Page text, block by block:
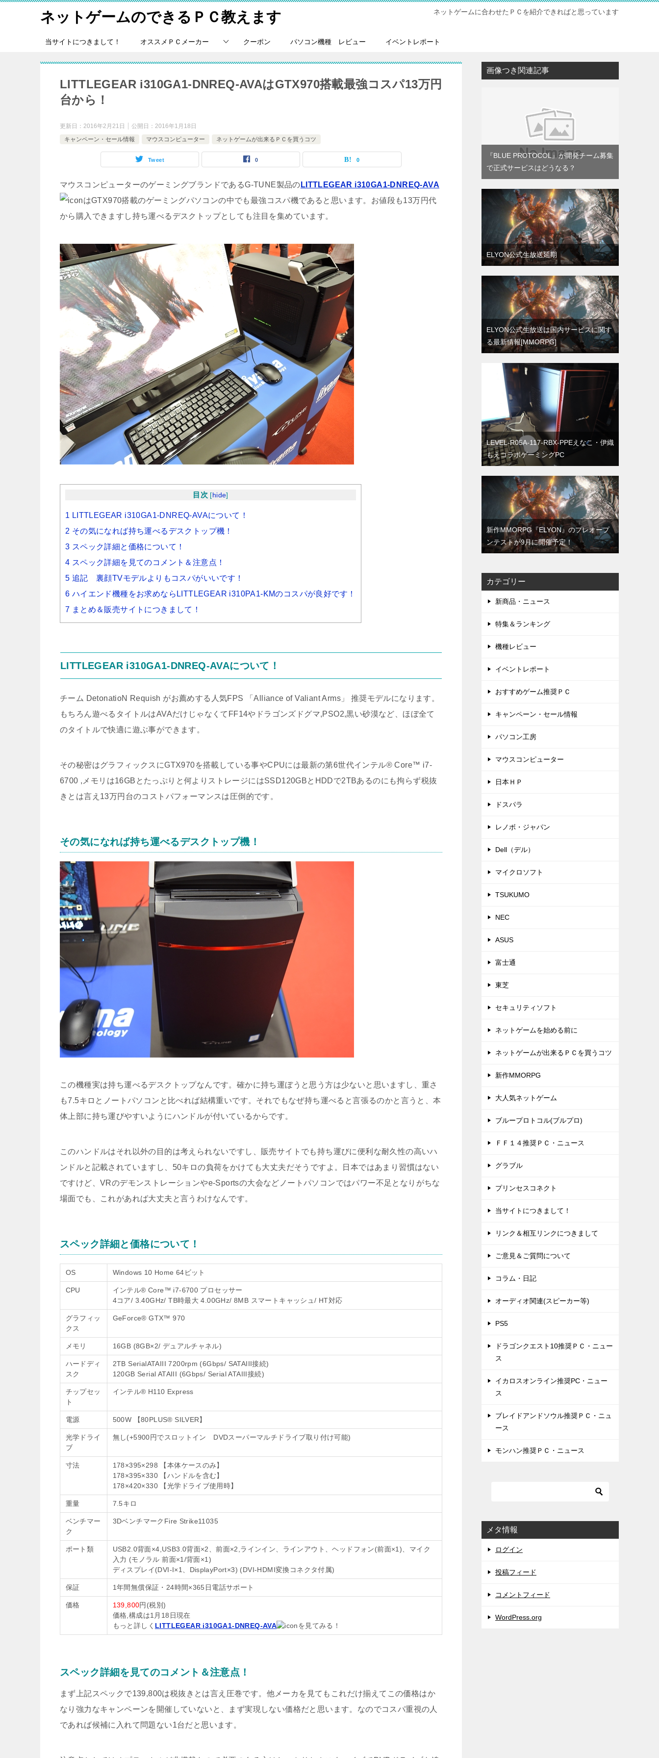
ネットゲームのできるＰＣ教えます ネットゲームに合わせたＰＣを紹介できればと思っています
当サイトにつきまして！ オススメＰＣメーカー クーポン パソコン機種 レビュー イベントレポート
LITTLEGEAR i310GA1-DNREQ-AVAはGTX970搭載最強コスパ13万円
台から！
更新日： 2016年2月21日 公開日： 2016年1月18日
キャンペーン・セール情報
マウスコンピューター ネットゲームが出来るＰＣを買うコツ
Tweet 0 0
マウスコンピューターのゲーミングブランドであるG-TUNE製品の LITTLEGEAR i310GA1-DNREQ-AVA
はGTX970搭載のゲーミングパソコンの中でも最強コスパ機であると思います。お値段も13万円代
から購入できますし持ち運べるデスクトップとしても注目を集めています。
目次 [ hide]
1 LITTLEGEAR i310GA1-DNREQ-AVAについて！
2 その気になれば持ち運べるデスクトップ機！
3 スペック詳細と価格について！
4 スペック詳細を見てのコメント＆注意点！
5 追記 裏顔TVモデルよりもコスパがいいです！
6 ハイエンド機種をお求めならLITTLEGEAR i310PA1-KMのコスパが良好です！
7 まとめ＆販売サイトにつきまして！
LITTLEGEAR i310GA1-DNREQ-AVAについて！
チーム DetonatioN Requish がお薦めする人気FPS 「Alliance of Valiant Arms」 推奨モデルになります。
もちろん遊べるタイトルはAVAだけじゃなくてFF14やドラゴンズドグマ,PSO2,黒い砂漠など、ほぼ全て
のタイトルで快適に遊ぶ事ができます。
その秘密はグラフィックスにGTX970を搭載している事やCPUには最新の第6世代インテル® Core™ i7-
6700 ,メモリは16GBとたっぷりと何よりストレージにはSSD120GBとHDDで2TBあるのにも拘らず税抜
きとは言え13万円台のコストパフォーマンスは圧倒的です。
その気になれば持ち運べるデスクトップ機！
この機種実は持ち運べるデスクトップなんです。確かに持ち運ぼうと思う方は少ないと思いますし、重さ
も7.5キロとノートパソコンと比べれば結構重いです。それでもなぜ持ち運べると言張るのかと言うと、本
体上部に持ち運びやすいようにハンドルが付いているからです。
このハンドルはそれ以外の目的は考えられないですし、販売サイトでも持ち運びに便利な耐久性の高いハ
ンドルと記載されていますし、50キロの負荷をかけても大丈夫だそうですよ。日本ではあまり習慣はない
ですけど、VRのデモンストレーションやe-Sportsの大会などノートパソコンではパワー不足となりがちな
場面でも、これがあれば大丈夫と言うわけなんです。
スペック詳細と価格について！
OS Windows 10 Home 64ビット
CPU
インテル® Core™ i7-6700 プロセッサー
4コア/ 3.40GHz/ TB時最大 4.00GHz/ 8MB スマートキャッシュ/ HT対応
グラフィッ
クス
GeForce® GTX™ 970
メモリ 16GB (8GB×2/ デュアルチャネル)
ハードディ
スク
2TB SerialATAIII 7200rpm (6Gbps/ SATAIII接続)
120GB Serial ATAIII (6Gbps/ Serial ATAIII接続)
チップセッ
ト
インテル® H110 Express
電源 500W 【80PLUS® SILVER】
光学ドライ
ブ
無し(+5900円でスロットイン DVDスーパーマルチドライブ取り付け可能)
寸法
178×395×298 【本体ケースのみ】
178×395×330 【ハンドルを含む】
178×420×330 【光学ドライブ使用時】
重量 7.5キロ
ベンチマー
ク
3DベンチマークFire Strike11035
ポート類
USB2.0背面×4,USB3.0背面×2、前面×2,ラインイン、ラインアウト、ヘッドフォン(前面×1)、マイク
入力 (モノラル 前面×1/背面×1)
ディスプレイ(DVI-I×1、DisplayPort×3) (DVI-HDMI変換コネクタ付属)
保証 1年間無償保証・24時間×365日電話サポート
価格 139,800円(税別)
価格,構成は1月18日現在
もっと詳しく LITTLEGEAR i310GA1-DNREQ-AVA を見てみる！
スペック詳細を見てのコメント＆注意点！
まず上記スペックで139,800は税抜きとは言え圧巻です。他メーカを見てもこれだけ揃えてこの価格はか
なり強力なキャンペーンを開催していないと、まず実現しない価格だと思います。なのでコスパ重視の人
であれば候補に入れて問題ない1台だと思います。
画像つき関連記事
『BLUE PROTOCOL』が開発チーム募集
で正式サービスはどうなる？
ELYON公式生放送延期
ELYON公式生放送は国内サービスに関す
る最新情報[MMORPG]
LEVEL-R05A-117-RBX-PPEえなこ・伊織
もえコラボゲーミングPC
新作MMORPG『ELYON』のプレオープ
ンテストが9月に開催予定！
カテゴリー
新商品・ニュース
特集＆ランキング
機種レビュー
イベントレポート
おすすめゲーム推奨ＰＣ
キャンペーン・セール情報
パソコン工房
マウスコンピューター
日本ＨＰ
ドスパラ
レノボ・ジャパン
Dell（デル）
マイクロソフト
TSUKUMO
NEC
ASUS
富士通
東芝
セキュリティソフト
ネットゲームを始める前に
ネットゲームが出来るＰＣを買うコツ
新作MMORPG
大人気ネットゲーム
ブループロトコル(ブルプロ)
ＦＦ１４推奨ＰＣ・ニュース
グラブル
プリンセスコネクト
当サイトにつきまして！
リンク＆相互リンクにつきまして
ご意見＆ご質問について
コラム・日記
オーディオ関連(スピーカー等)
PS5
ドラゴンクエスト10推奨ＰＣ・ニュー
ス
イカロスオンライン推奨PC・ニュー
ス
ブレイドアンドソウル推奨ＰＣ・ニュ
ース
モンハン推奨ＰＣ・ニュース
メタ情報
ログイン
投稿フィード
コメントフィード
WordPress.org